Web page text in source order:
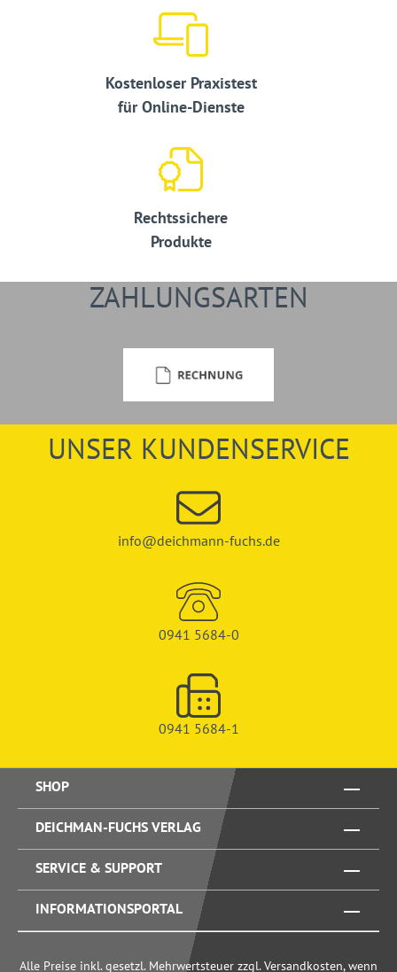
Kostenloser Praxistest
für Online-Dienste
Rechtssichere
Produkte
ZAHLUNGSARTEN
UNSER KUNDENSERVICE
info@deichmann-fuchs.de
0941 5684-0
0941 5684-1
SHOP
DEICHMAN-FUCHS VERLAG
SERVICE & SUPPORT
INFORMATIONSPORTAL
Alle Preise inkl. gesetzl. Mehrwertsteuer zzgl. Versandkosten, wenn